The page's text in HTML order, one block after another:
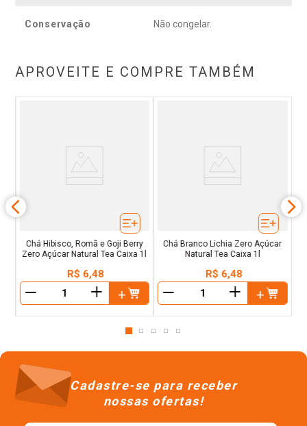
Conservação Não congelar.
APROVEITE E COMPRE TAMBÉM
Chá Hibisco, Romã e Goji Berry
Zero Açúcar Natural Tea Caixa 1l
R$ 6,48
＋
Chá Branco Lichia Zero Açúcar
Natural Tea Caixa 1l
R$ 6,48
＋
Cadastre-se para receber
nossas ofertas!